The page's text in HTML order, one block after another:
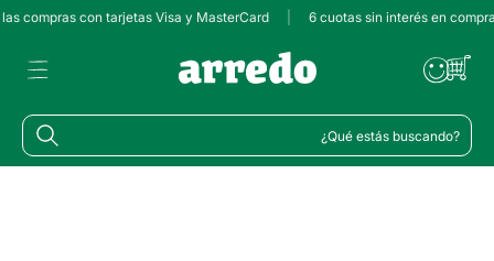
compras con tarjetas Visa y MasterCard 6 cuotas sin interés en
¿Qué estás buscando?